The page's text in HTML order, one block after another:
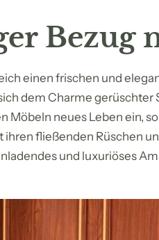
Bezug
einen frischen und
dem Charme gerüschter
Möbeln neues Leben ein,
ihren fließenden Rüschen
und luxuriöses